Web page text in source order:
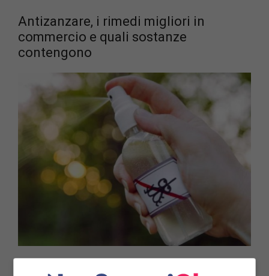
Antizanzare, i rimedi migliori in
commercio e quali sostanze
contengono
L’antizanzare più efficace contro questi fastidiosi